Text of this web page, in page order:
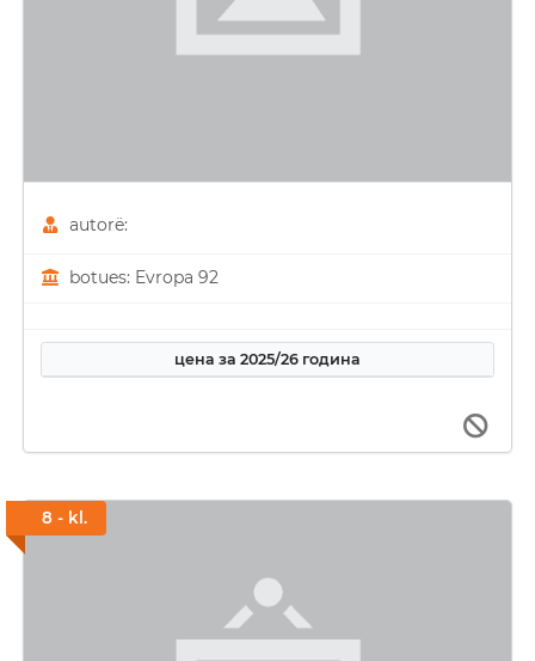
autorë:
botues: Evropa 92
цена за 2025/26 година
8 - kl.